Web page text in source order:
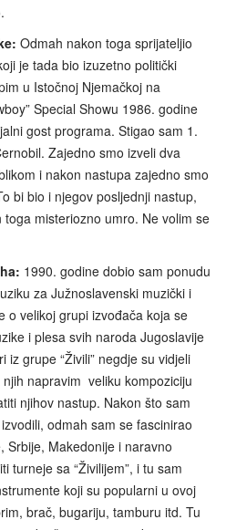
Odmah nakon toga sprijateljio
je tada bio izuzetno politički
u Istočnoj Njemačkoj na
Special Showu 1986. godine
gost programa. Stigao sam 1.
Zajedno smo izveli dva
i nakon nastupa zajedno smo
bi bio i njegov posljednji nastup,
misteriozno umro. Ne volim se
1990. godine dobio sam ponudu
za Južnoslavenski muzički i
o velikoj grupi izvođača koja se
i plesa svih naroda Jugoslavije
iz grupe “Živili” negdje su vidjeli
napravim veliku kompoziciju
njihov nastup. Nakon što sam
odmah sam se fascinirao
Srbije, Makedonije i naravno
turneje sa “Živilijem”, i tu sam
koji su popularni u ovoj
brač, bugariju, tamburu itd. Tu